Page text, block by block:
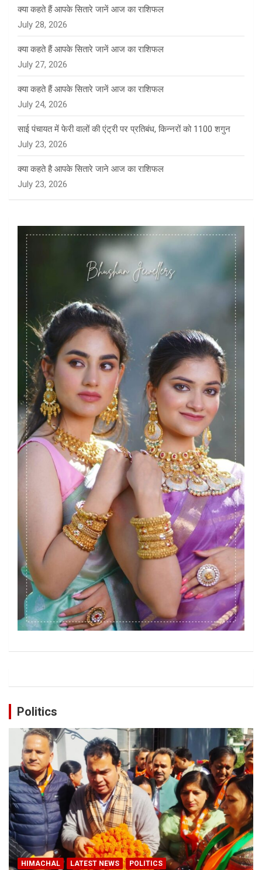
क्या कहते हैं आपके सितारे जानें आज का राशिफल
July 28, 2026
क्या कहते हैं आपके सितारे जानें आज का राशिफल
July 27, 2026
क्या कहते हैं आपके सितारे जानें आज का राशिफल
July 24, 2026
साई पंचायत में फेरी वालों की एंट्री पर प्रतिबंध, किन्नरों को 1100 शगुन
July 23, 2026
क्या कहते है आपके सितारे जाने आज का राशिफल
July 23, 2026
Politics
HIMACHAL LATEST NEWS POLITICS